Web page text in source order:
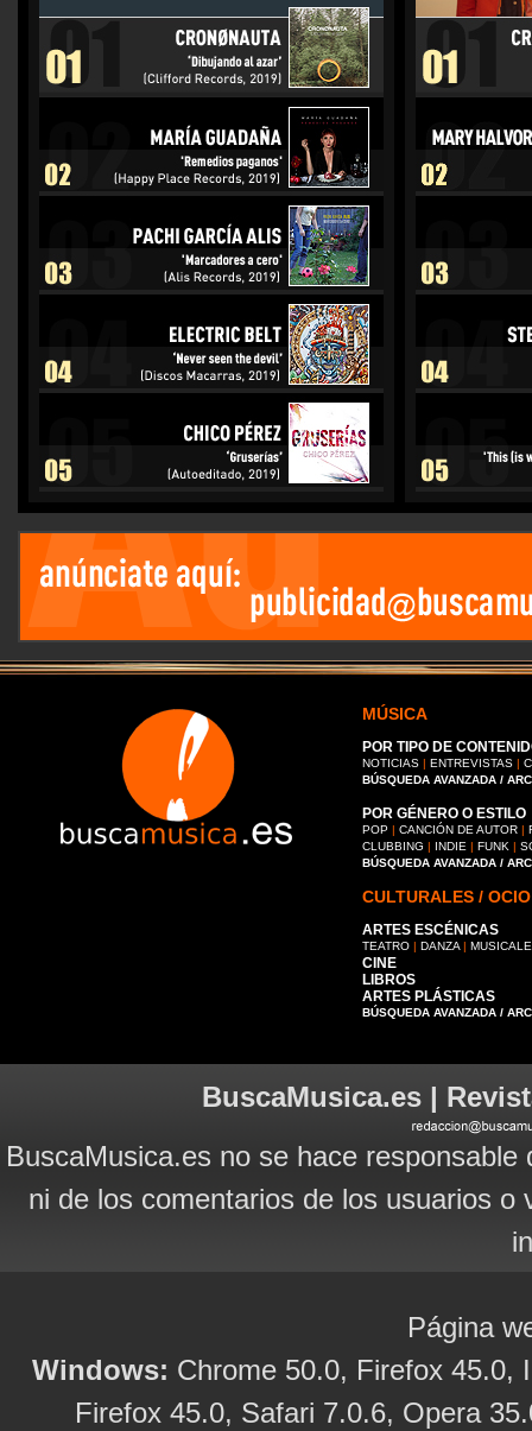
MÚSICA
POR TIPO DE
NOTICIAS | ENTREVISTAS |
BÚSQUEDA AVANZADA /
POR GÉNERO O ESTILO
POP | CANCIÓN DE AUTOR |
CLUBBING | INDIE | FUNK |
BÚSQUEDA AVANZADA /
CULTURALES / OCIO
ARTES ESCÉNICAS
TEATRO | DANZA |
CINE
LIBROS
ARTES PLÁSTICAS
BÚSQUEDA AVANZADA /
BuscaMusica.es |
BuscaMusica.es no se hace
ni de los comentarios de los usuarios
Página
Windows: Chrome 50.0, Firefox 45.0,
Firefox 45.0, Safari 7.0.6, Opera